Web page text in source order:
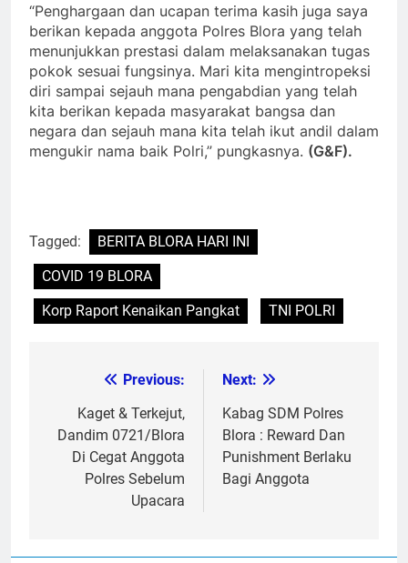
“Penghargaan dan ucapan terima kasih juga saya
berikan kepada anggota Polres Blora yang telah
menunjukkan prestasi dalam melaksanakan tugas
pokok sesuai fungsinya. Mari kita mengintropeksi
diri sampai sejauh mana pengabdian yang telah
kita berikan kepada masyarakat bangsa dan
negara dan sejauh mana kita telah ikut andil dalam
mengukir nama baik Polri,” pungkasnya. (G&F).
Tagged:
BERITA BLORA HARI INI
COVID 19 BLORA
Korp Raport Kenaikan Pangkat
TNI POLRI
navigation
Previous:
Kaget & Terkejut,
Dandim 0721/Blora
Di Cegat Anggota
Polres Sebelum
Upacara
Next:
Kabag SDM Polres
Blora : Reward Dan
Punishment Berlaku
Bagi Anggota